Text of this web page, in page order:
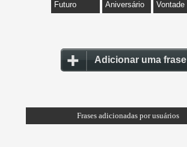
Futuro Aniversário Vontade
Adicionar uma frase
Frases adicionadas por usuários